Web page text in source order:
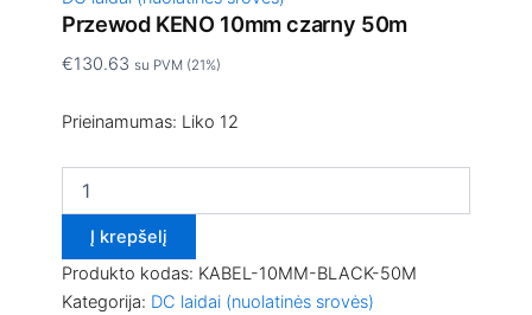
Przewod KENO 10mm czarny 50m
€130.63 su PVM (21%)
Prieinamumas: Liko 12
Į krepšelį
Produkto kodas: KABEL-10MM-BLACK-50M
Kategorija: DC laidai (nuolatinės srovės)